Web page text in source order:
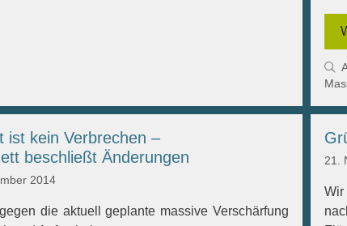
ist kein Verbrechen –
beschließt Änderungen
2014
die aktuell geplante massive Verschärfung
21.
Wir